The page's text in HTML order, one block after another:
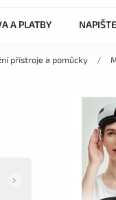
A PLATBY
přístroje a pomůcky /